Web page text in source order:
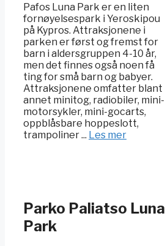
Pafos Luna Park er en liten
fornøyelsespark i Yeroskipou
på Kypros. Attraksjonene i
parken er først og fremst for
barn i aldersgruppen 4-10 år,
men det finnes også noen få
ting for små barn og babyer.
Attraksjonene omfatter blant
annet minitog, radiobiler, mini-
motorsykler, mini-gocarts,
oppblåsbare hoppeslott,
trampoliner ... Les mer
Parko Paliatso Luna
Park